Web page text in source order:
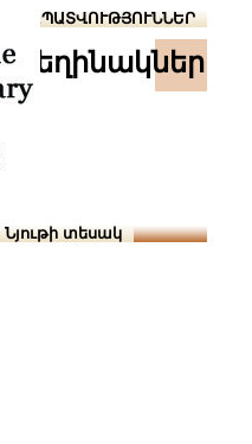
ՆԱԽԱՊԱՏՎՈՒԹՅՈՒՆՆԵՐ
հեղինակներ
Նյութի տեսակ